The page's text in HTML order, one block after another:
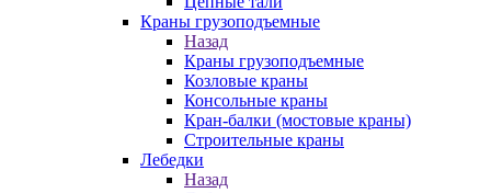
Краны грузоподъемные
Назад
Краны грузоподъемные
Козловые краны
Консольные краны
Кран-балки (мостовые краны)
Строительные краны
Лебедки
Назад